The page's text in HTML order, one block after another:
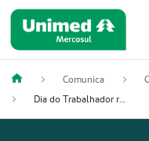
Comunica
Dia do Trabalhador reforça cuidado com quem sustenta o nosso dia a dia